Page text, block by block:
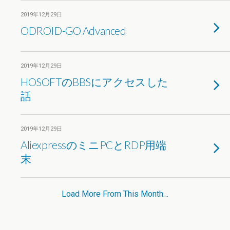
2019年12月29日
ODROID-GO Advanced
2019年12月29日
HOSOFTのBBSにアクセスした
話
2019年12月29日
AliexpressのミニPCとRDP用端
末
Load More From This Month…